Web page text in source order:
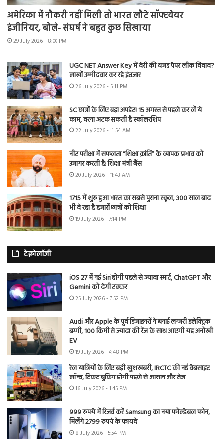
अमेरिका में नौकरी नहीं मिली तो भारत लौटे सॉफ्टवेयर
इंजीनियर, बोले- संघर्ष ने बहुत कुछ सिखाया
29 July 2026 - 8:00 PM
UGC NET Answer Key में देरी की वजह पेपर लीक विवाद?
लाखों उम्मीदवार कर रहे इंतजार
26 July 2026 - 6:11 PM
SC छात्रों के लिए बड़ा अपडेट! 15 अगस्त से पहले कर लें ये
काम, वरना अटक सकती है स्कॉलरशिप
22 July 2026 - 11:54 AM
नीट परीक्षा में सफलता “शिक्षा क्रांति” के व्यापक प्रभाव को
उजागर करती है: शिक्षा मंत्री बैंस
20 July 2026 - 11:43 AM
1715 में शुरू हुआ भारत का सबसे पुराना स्कूल, 300 साल बाद
भी दे रहा है हजारों छात्रों को शिक्षा
19 July 2026 - 7:14 PM
टेक्नोलॉजी
iOS 27 में नई Siri होगी पहले से ज्यादा स्मार्ट, ChatGPT और
Gemini को देगी टक्कर
25 July 2026 - 7:52 PM
Audi और Apple के पूर्व डिजाइनरों ने बनाई लग्जरी इलेक्ट्रिक
बग्गी, 100 किमी से ज्यादा की रेंज के साथ आएगी यह अनोखी
EV
19 July 2026 - 4:48 PM
रेल यात्रियों के लिए बड़ी खुशखबरी, IRCTC की नई वेबसाइट
लॉन्च, टिकट बुकिंग होगी पहले से आसान और तेज
16 July 2026 - 1:45 PM
999 रुपये में रिजर्व करें Samsung का नया फोल्डेबल फोन,
मिलेंगे 2799 रुपये के फायदे
8 July 2026 - 5:54 PM